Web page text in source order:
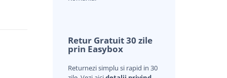
Retur Gratuit 30 zile
prin Easybox
Returnezi simplu si rapid in 30